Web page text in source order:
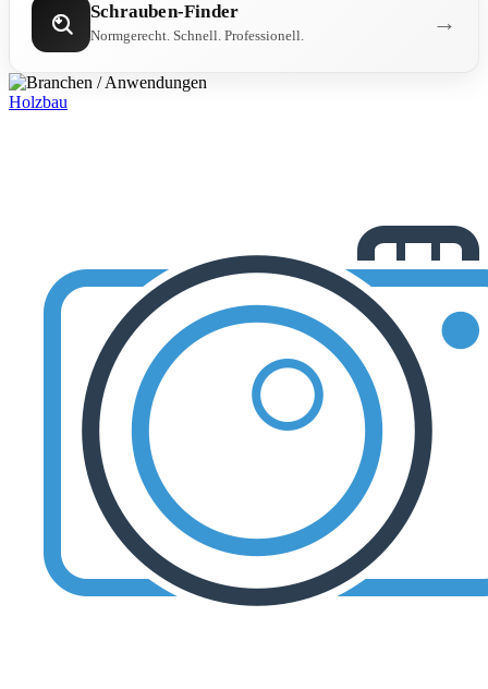
Schrauben-Finder
Normgerecht. Schnell. Professionell. →
Holzbau